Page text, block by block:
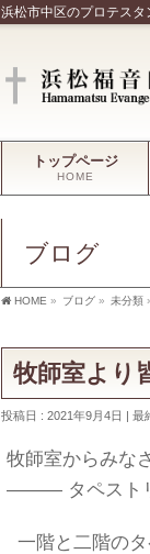
浜松市中区のプロテス
トップページ
HOME
ブログ
HOME » ブログ » 未分類
牧師室より
投稿日 : 2021年9月4日 最
牧師室からみな
――― タペスト
一階と二階の